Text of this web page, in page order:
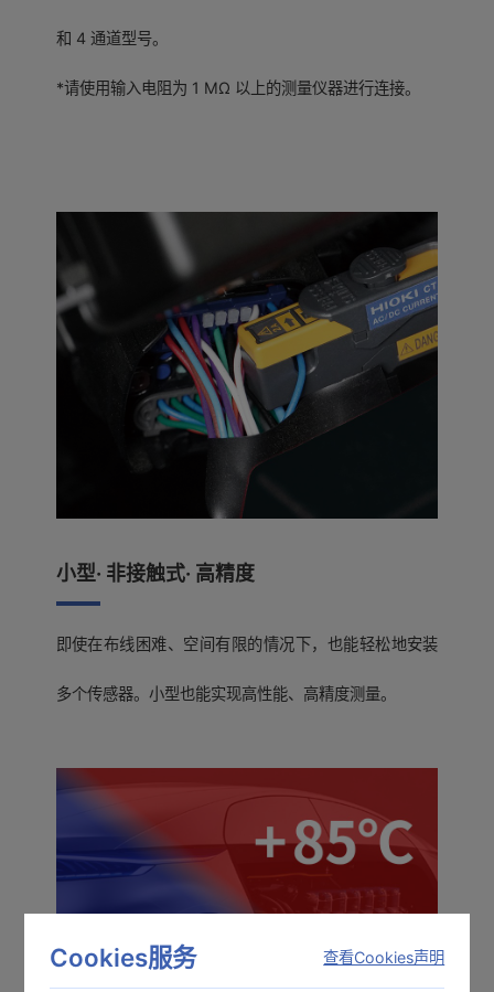
和 4 通道型号。
*请使用输入电阻为 1 MΩ 以上的测量仪器进行连接。
小型· 非接触式· 高精度
即使在布线困难、空间有限的情况下，也能轻松地安装
多个传感器。小型也能实现高性能、高精度测量。
Cookies服务 查看Cookies声明